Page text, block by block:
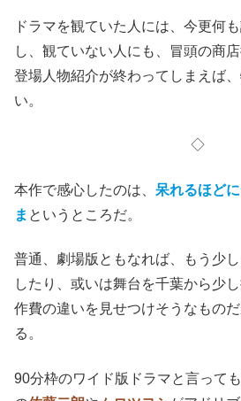
ドラマを観ていた人には、今更何
し、観ていない人にも、冒頭の商
登場人物紹介が終わってしまえば
い。
◇
本作で感心したのは、 呆れるほど
ま というところだ。
普通、劇場版ともなれば、もう少
したり、或いは舞台を千葉から少
作費の違いを見せつけそうなものだ
る。
90分枠のワイド版ドラマと言って